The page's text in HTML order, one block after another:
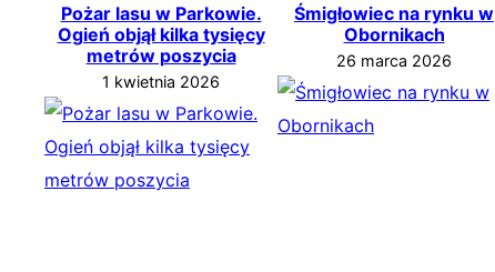
Pożar lasu w Parkowie.
Ogień objął kilka tysięcy
metrów poszycia
1 kwietnia 2026
Śmigłowiec na rynku w
Obornikach
26 marca 2026